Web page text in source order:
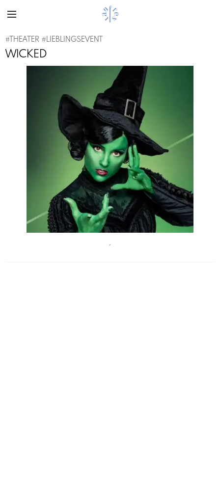
# THEATER #LIEBLINGSEVENT
WICKED
´